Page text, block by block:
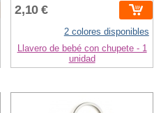
2,10 €
2 colores disponibles
Llavero de bebé con chupete - 1
unidad